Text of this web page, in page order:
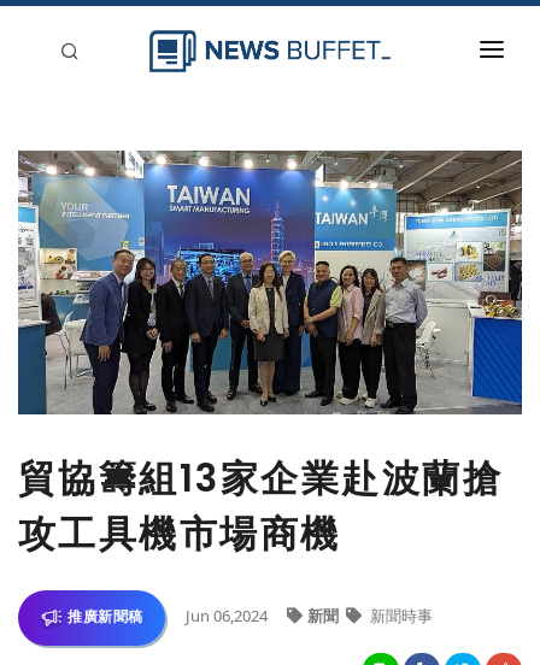
新聞稿分類
登入
刊登
貿協籌組13家企業赴波蘭搶
攻工具機市場商機
推廣新聞稿 Jun 06,2024 新聞 新聞時事